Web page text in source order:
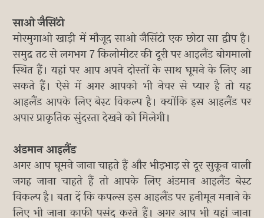
साओ जैसिंटो
मोरमुगाओ खाड़ी में मौजूद साओ जैसिंटो एक छोटा सा द्वीप है।
समुद्र तट से लगभग 7 किलोमीटर की दूरी पर आइलैंड बोगमालो
स्थित हैं। यहां पर आप अपने दोस्तों के साथ घूमने के लिए आ
सकते हैं। ऐसे में अगर आपको भी नेचर से प्यार है तो यह
आइलैंड आपके लिए बेस्ट विकल्प है। क्योंकि इस आइलैंड पर
अपार प्राकृतिक सुंदरता देखने को मिलेगी।
अंडमान आइलैंड
अगर आप घूमने जाना चाहते हैं और भीड़भाड़ से दूर सुकून वाली
जगह जाना चाहते हैं तो आपके लिए अंडमान आइलैंड बेस्ट
विकल्प है। बता दें कि कपल्स इस आइलैंड पर हनीमून मनाने के
लिए भी जाना काफी पसंद करते हैं। अगर आप भी यहां जाना